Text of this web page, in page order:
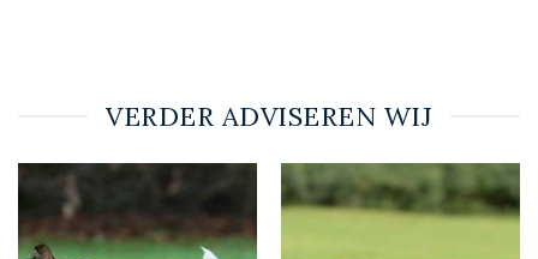
VERDER ADVISEREN WIJ